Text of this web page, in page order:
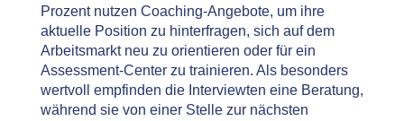
Prozent nutzen Coaching-Angebote, um ihre
aktuelle Position zu hinterfragen, sich auf dem
Arbeitsmarkt neu zu orientieren oder für ein
Assessment-Center zu trainieren. Als besonders
wertvoll empfinden die Interviewten eine Beratung,
während sie von einer Stelle zur nächsten